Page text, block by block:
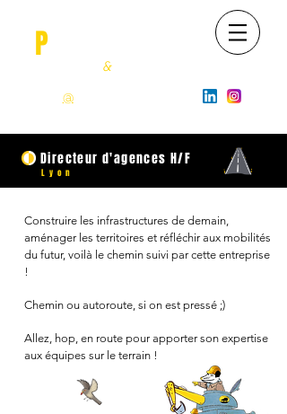
P
&
@opossum-job.com
Directeur d'agences H/F
Lyon
Construire les infrastructures de demain,
aménager les territoires et réfléchir aux mobilités
du futur, voilà le chemin suivi par cette entreprise
!
Chemin ou autoroute, si on est pressé ;)
Allez, hop, en route pour apporter son expertise
aux équipes sur le terrain !